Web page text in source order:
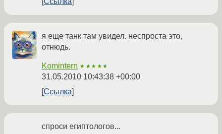
я еще танк там увидел. неспроста это,
отнюдь.
Komintern ★★★★★
31.05.2010 10:43:38 +00:00
Ссылка
спроси египтологов...